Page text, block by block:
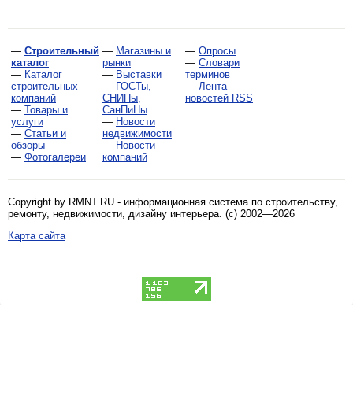
— Строительный
каталог
— Каталог
строительных
компаний
— Товары и
услуги
— Статьи и
обзоры
— Фотогалереи
— Магазины и
рынки
— Выставки
— ГОСТы,
СНИПы,
СанПиНы
— Новости
недвижимости
— Новости
компаний
— Опросы
— Словари
терминов
— Лента
новостей RSS
Copyright by RMNT.RU - информационная система по строительству,
ремонту, недвижимости, дизайну интерьера. (c) 2002—2026
Карта сайта